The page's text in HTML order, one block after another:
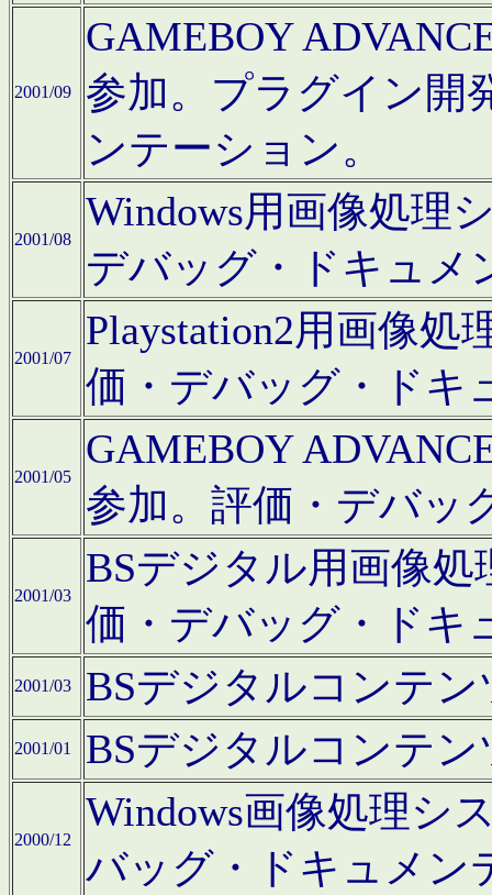
2001/09
GAMEBOY
参加。プラグイン開
ンテーション。
2001/08
Windows用画像処理
デバッグ・ドキュメ
2001/07
Playstation2用画像
価・デバッグ・ドキ
2001/05
GAMEBOY
参加。評価・デバッ
2001/03
BSデジタル用画像
価・デバッグ・ドキ
2001/03 BSデジタルコンテ
2001/01 BSデジタルコンテ
2000/12
Windows画像処理シ
バッグ・ドキュメン